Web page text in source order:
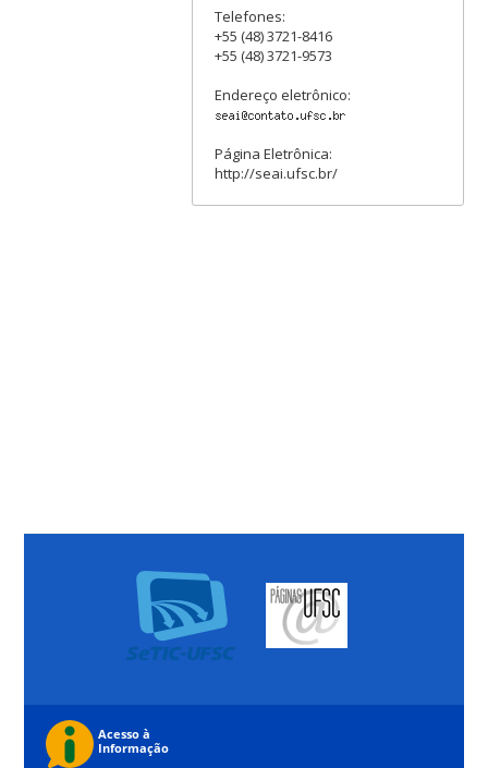
Telefones:
+55 (48) 3721-8416
+55 (48) 3721-9573
Endereço eletrônico:
Página Eletrônica:
http://seai.ufsc.br/